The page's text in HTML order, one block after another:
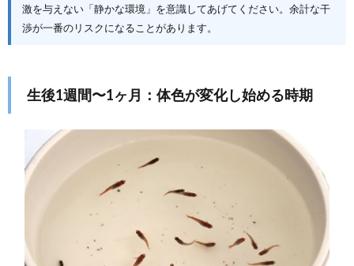
激を与えない「静かな環境」を意識してあげてください。余計な干
渉が一番のリスクになることがあります。
生後1週間〜1ヶ月：体色が変化し始める時期